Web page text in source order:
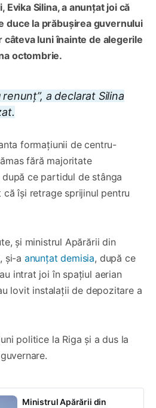
Silina, a anunțat joi că
duce la prăbușirea guvernului
câteva luni înainte de alegerile
octombrie.
a declarat Silina
formațiunii de centru-
fără majoritate
ce partidul de stânga
că își retrage sprijinul pentru
și ministrul Apărării din
și-a anunțat demisia, după ce
intrat joi în spațiul aerian
lovit instalații de depozitare a
politice la Riga și a dus la
Ministrul Apărării din